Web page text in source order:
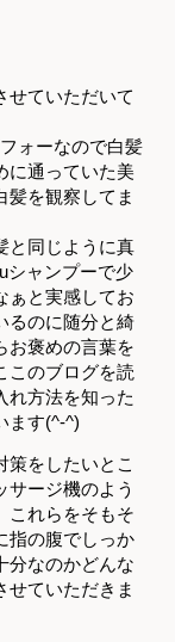
せていただいて
ォーなので白髪
に通っていた美
髪を観察してま
と同じように真
シャンプーで少
ぁと実感してお
るのに随分と綺
お褒めの言葉を
このブログを読
れ方法を知った
ます(^-^)
策をしたいとこ
サージ機のよう
これらをそもそ
指の腹でしっか
分なのかどんな
せていただきま